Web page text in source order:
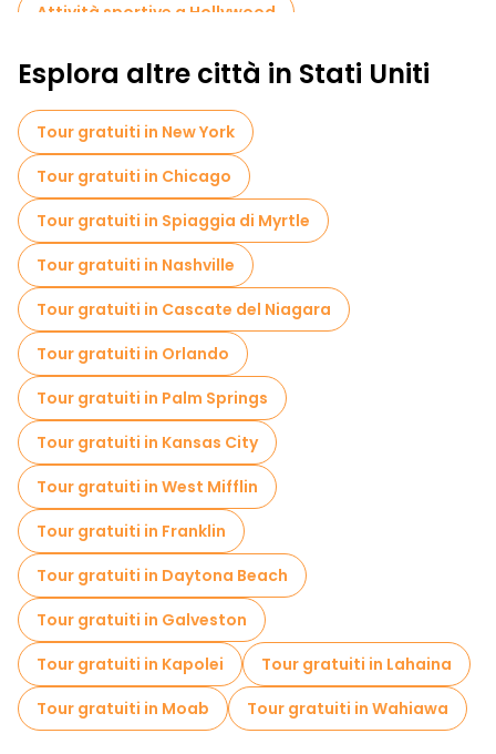
Attività sportive a Hollywood
Tour in bicicletta a Hollywood
Esplora altre città in Stati Uniti
Tour gratuiti in New York
Tour gratuiti in Chicago
Tour gratuiti in Spiaggia di Myrtle
Tour gratuiti in Nashville
Tour gratuiti in Cascate del Niagara
Tour gratuiti in Orlando
Tour gratuiti in Palm Springs
Tour gratuiti in Kansas City
Tour gratuiti in West Mifflin
Tour gratuiti in Franklin
Tour gratuiti in Daytona Beach
Tour gratuiti in Galveston
Tour gratuiti in Kapolei
Tour gratuiti in Lahaina
Tour gratuiti in Moab
Tour gratuiti in Wahiawa